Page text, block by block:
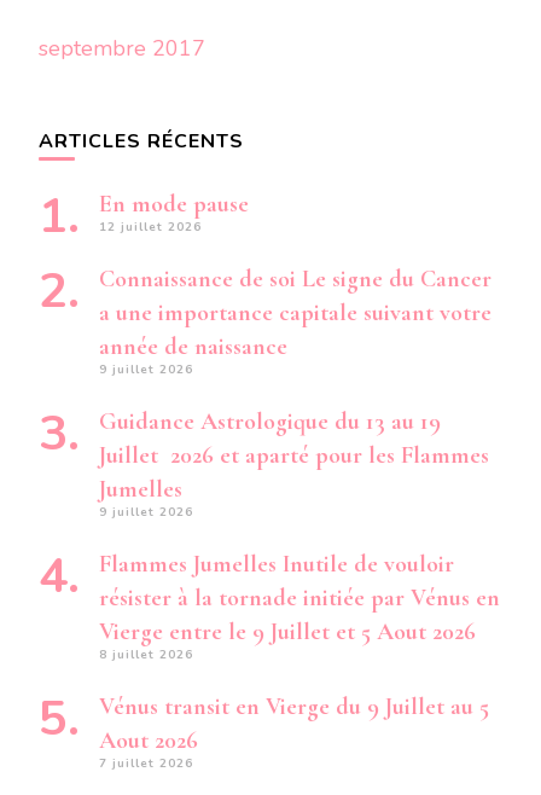
septembre 2017
ARTICLES RÉCENTS
En mode pause
12 juillet 2026
Connaissance de soi Le signe du Cancer
a une importance capitale suivant votre
année de naissance
9 juillet 2026
Guidance Astrologique du 13 au 19
Juillet 2026 et aparté pour les Flammes
Jumelles
9 juillet 2026
Flammes Jumelles Inutile de vouloir
résister à la tornade initiée par Vénus en
Vierge entre le 9 Juillet et 5 Aout 2026
8 juillet 2026
Vénus transit en Vierge du 9 Juillet au 5
Aout 2026
7 juillet 2026